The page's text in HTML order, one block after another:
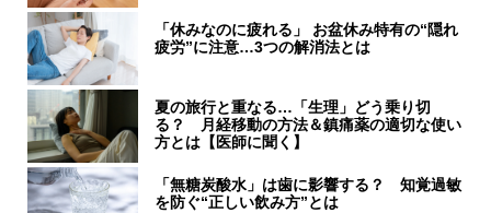
「休みなのに疲れる」 お盆休み特有の“隠れ
疲労”に注意…3つの解消法とは
夏の旅行と重なる…「生理」どう乗り切
る？ 月経移動の方法＆鎮痛薬の適切な使い
方とは【医師に聞く】
「無糖炭酸水」は歯に影響する？ 知覚過敏
を防ぐ“正しい飲み方”とは